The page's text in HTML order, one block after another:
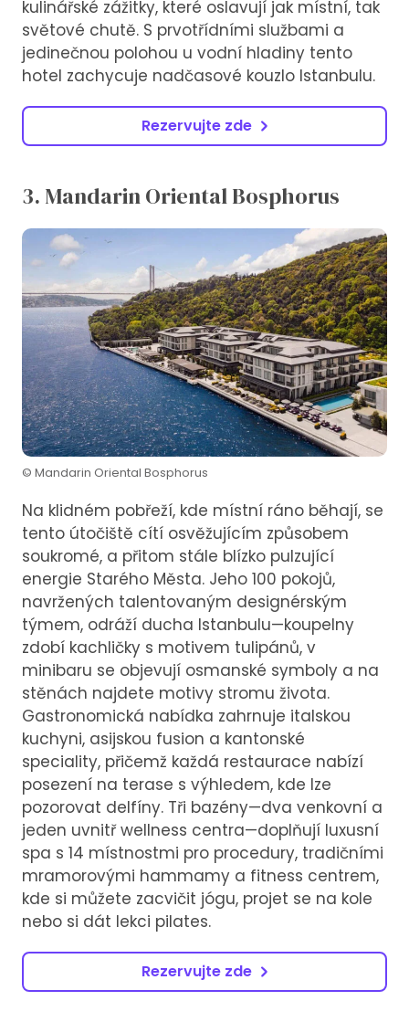
kulinářské zážitky, které oslavují jak místní, tak
světové chutě. S prvotřídními službami a
jedinečnou polohou u vodní hladiny tento
hotel zachycuje nadčasové kouzlo Istanbulu.
Rezervujte zde
3. Mandarin Oriental Bosphorus
© Mandarin Oriental Bosphorus
Na klidném pobřeží, kde místní ráno běhají, se
tento útočiště cítí osvěžujícím způsobem
soukromé, a přitom stále blízko pulzující
energie Starého Města. Jeho 100 pokojů,
navržených talentovaným designérským
týmem, odráží ducha Istanbulu—koupelny
zdobí kachličky s motivem tulipánů, v
minibaru se objevují osmanské symboly a na
stěnách najdete motivy stromu života.
Gastronomická nabídka zahrnuje italskou
kuchyni, asijskou fusion a kantonské
speciality, přičemž každá restaurace nabízí
posezení na terase s výhledem, kde lze
pozorovat delfíny. Tři bazény—dva venkovní a
jeden uvnitř wellness centra—doplňují luxusní
spa s 14 místnostmi pro procedury, tradičními
mramorovými hammamy a fitness centrem,
kde si můžete zacvičit jógu, projet se na kole
nebo si dát lekci pilates.
Rezervujte zde